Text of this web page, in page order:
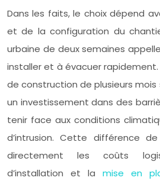
Dans les faits, le choix dépend
et de la configuration du
urbaine de deux semaines
installer et à évacuer rapidement.
de construction de plusieurs mois
un investissement dans des
tenir face aux conditions
d’intrusion. Cette différence
directement les coûts
d’installation et la mise en